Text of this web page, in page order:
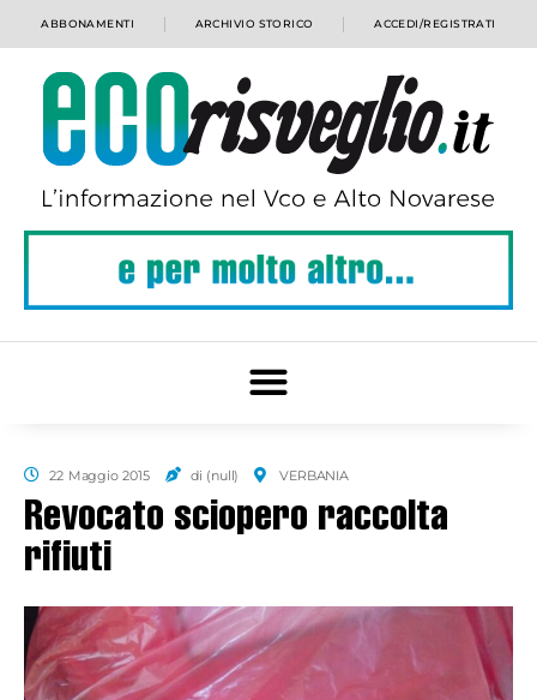
ABBONAMENTI ARCHIVIO STORICO ACCEDI/REGISTRATI
22 Maggio 2015 di (null) VERBANIA
Revocato sciopero raccolta
rifiuti